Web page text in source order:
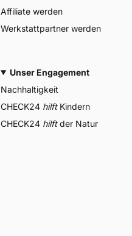
Affiliate werden
Werkstattpartner werden
Unser Engagement
Nachhaltigkeit
CHECK24 hilftKindern
CHECK24 hilftder Natur